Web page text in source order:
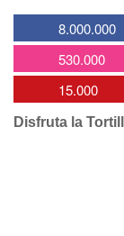
8.000.000
530.000
15.000
Disfruta la